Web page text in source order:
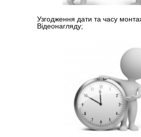
Узгодження дати та часу
Відеонагляду;